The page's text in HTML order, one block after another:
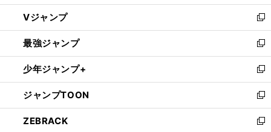
ウ
ィ
ン
ド
ウ
で
開
く
し
い
ウ
ィ
ン
ド
ウ
で
開
く
Vジャンプ
新
し
い
ウ
ィ
ン
ド
ウ
で
最強ジャンプ
新
し
い
ウ
ィ
ン
ド
少年ジャンプ+
新
し
い
ウ
ィ
ジャンプTOON
新
し
い
ZEBRACK
新